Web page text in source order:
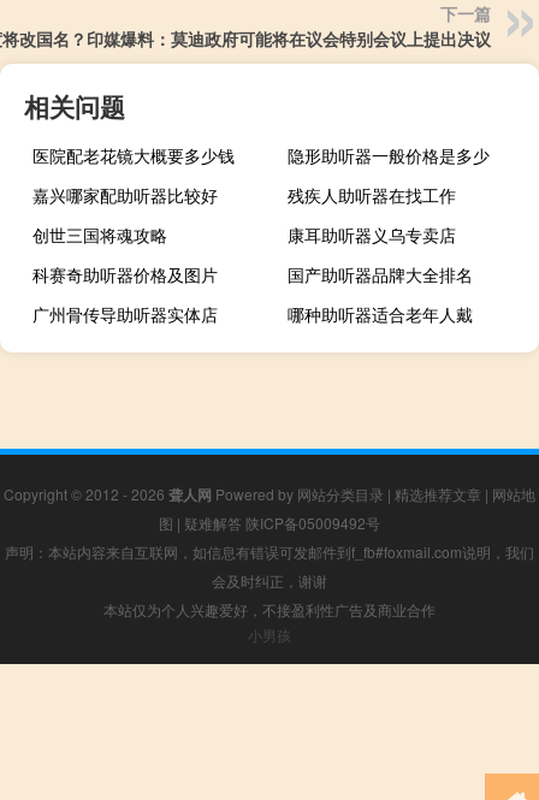
下一篇
改国名？印媒爆料：莫迪政府可能将在议会特别会议上提出决议
相关问题
医院配老花镜大概要多少钱
隐形助听器一般价格是多少
嘉兴哪家配助听器比较好
残疾人助听器在找工作
创世三国将魂攻略
康耳助听器义乌专卖店
科赛奇助听器价格及图片
国产助听器品牌大全排名
广州骨传导助听器实体店
哪种助听器适合老年人戴
Copyright © 2012 - 2026 聋人网 Powered by 网站分类目录 | 精选推荐文章 | 网站地
图 | 疑难解答 陕ICP备05009492号
声明：本站内容来自互联网，如信息有错误可发邮件到f_fb#foxmail.com说明，我们
会及时纠正，谢谢
本站仅为个人兴趣爱好，不接盈利性广告及商业合作
小男孩